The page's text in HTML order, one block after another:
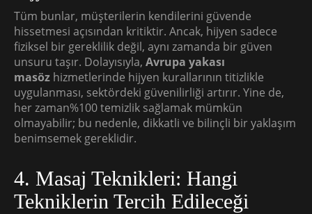
Tüm bunlar, müşterilerin kendilerini güvende
hissetmesi açısından kritiktir. Ancak, hijyen sadece
fiziksel bir gereklilik değil, aynı zamanda bir güven
unsuru taşır. Dolayısıyla, Avrupa yakası
masöz hizmetlerinde hijyen kurallarının titizlikle
uygulanması, sektördeki güvenilirliği artırır. Yine de,
her zaman%100 temizlik sağlamak mümkün
olmayabilir; bu nedenle, dikkatli ve bilinçli bir yaklaşım
benimsemek gereklidir.
4. Masaj Teknikleri: Hangi
Tekniklerin Tercih Edileceği